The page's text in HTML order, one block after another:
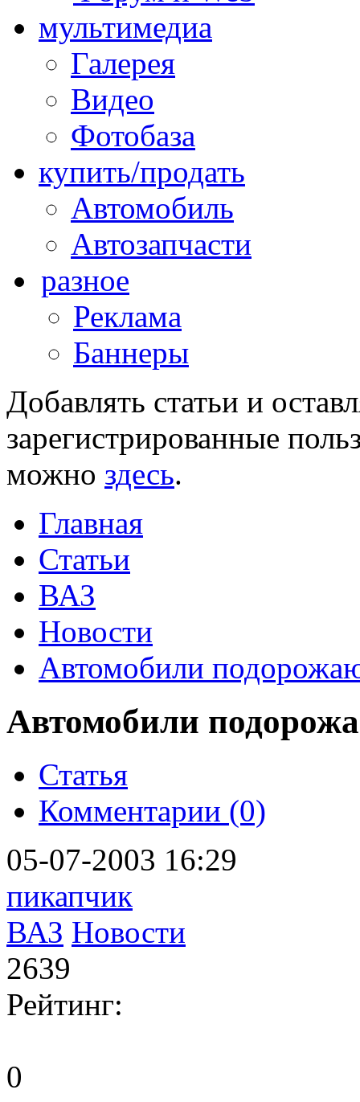
мультимедиа
Галерея
Видео
Фотобаза
купить/продать
Автомобиль
Автозапчасти
разное
Реклама
Баннеры
Добавлять статьи и
зарегистрированные
можно здесь.
Главная
Статьи
ВАЗ
Новости
Автомобили
Автомобили
Статья
Комментарии (0)
05-07-2003 16:29
пикапчик
ВАЗ Новости
2639
Рейтинг:
0